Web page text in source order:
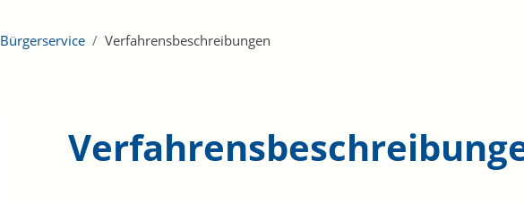
Bürgerservice Verfahrensbeschreibungen